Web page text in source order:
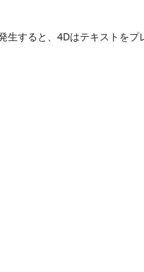
生すると、4Dはテキストをプ